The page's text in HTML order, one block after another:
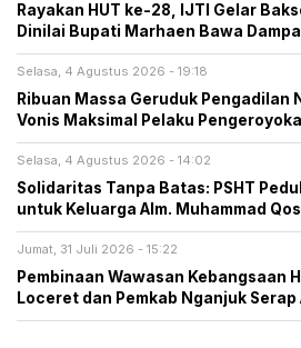
Rayakan HUT ke-28, IJTI Gelar
Dinilai Bupati Marhaen Bawa
Selasa, 4 Agustus 2026 - 19:18
Ribuan Massa Geruduk
Vonis Maksimal Pelaku
Selasa, 4 Agustus 2026 - 14:02
Solidaritas Tanpa Batas: PSHT
untuk Keluarga Alm. Muhammad
Jumat, 31 Juli 2026 - 15:22
Pembinaan Wawasan Kebangsaan
Loceret dan Pemkab Nganjuk